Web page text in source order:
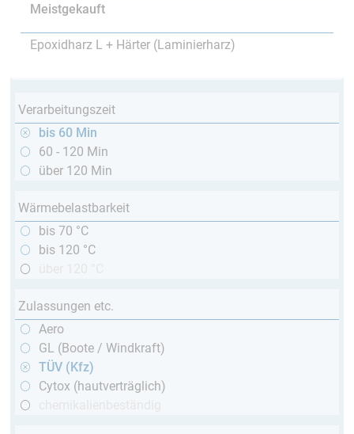
Meistgekauft
Epoxidharz L + Härter (Laminierharz)
Verarbeitungszeit
bis 60 Min
60 - 120 Min
über 120 Min
Wärmebelastbarkeit
bis 70 °C
bis 120 °C
Zulassungen etc.
Aero
GL (Boote / Windkraft)
TÜV (Kfz)
Cytox (hautverträglich)